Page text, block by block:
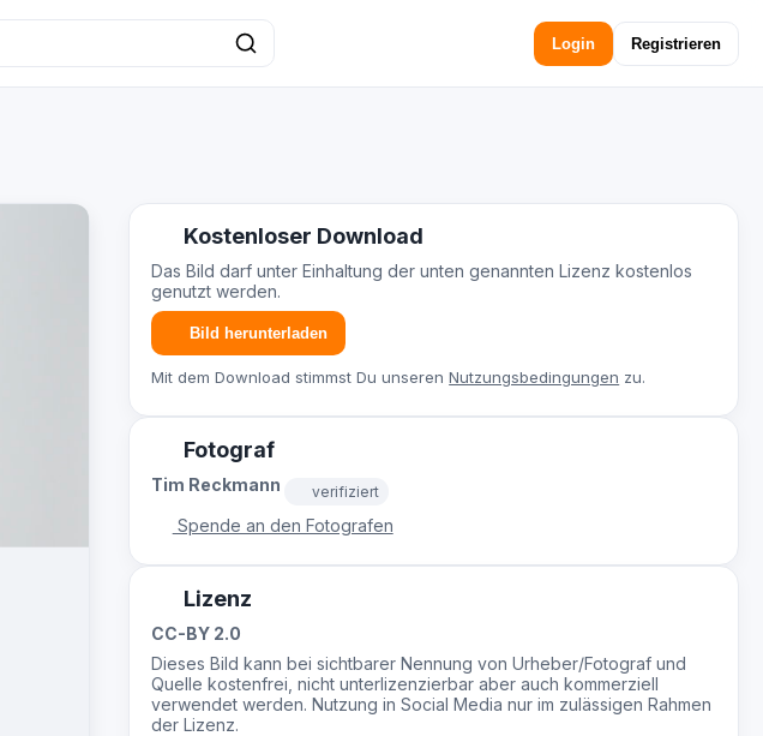
Login Registrieren
Kostenloser Download
Das Bild darf unter Einhaltung der unten genannten Lizenz kostenlos
genutzt werden.
Bild herunterladen
Mit dem Download stimmst Du unserenNutzungsbedingungen zu.
Fotograf
Tim Reckmann verifiziert
Spende an den Fotografen
Lizenz
CC-BY 2.0
Dieses Bild kann bei sichtbarer Nennung von Urheber/Fotograf und
Quelle kostenfrei, nicht unterlizenzierbar aber auch kommerziell
verwendet werden. Nutzung in Social Media nur im zulässigen Rahmen
der Lizenz.